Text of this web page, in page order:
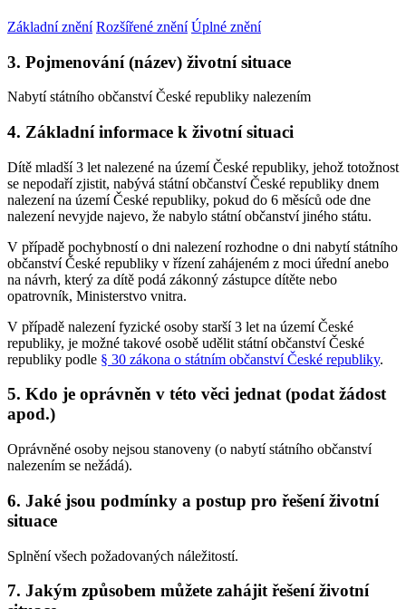
Základní znění Rozšířené znění Úplné znění
3. Pojmenování (název) životní situace
Nabytí státního občanství České republiky nalezením
4. Základní informace k životní situaci
Dítě mladší 3 let nalezené na území České republiky, jehož totožnost
se nepodaří zjistit, nabývá státní občanství České republiky dnem
nalezení na území České republiky, pokud do 6 měsíců ode dne
nalezení nevyjde najevo, že nabylo státní občanství jiného státu.
V případě pochybností o dni nalezení rozhodne o dni nabytí státního
občanství České republiky v řízení zahájeném z moci úřední anebo
na návrh, který za dítě podá zákonný zástupce dítěte nebo
opatrovník, Ministerstvo vnitra.
V případě nalezení fyzické osoby starší 3 let na území České
republiky, je možné takové osobě udělit státní občanství České
republiky podle § 30 zákona o státním občanství České republiky.
5. Kdo je oprávněn v této věci jednat (podat žádost
apod.)
Oprávněné osoby nejsou stanoveny (o nabytí státního občanství
nalezením se nežádá).
6. Jaké jsou podmínky a postup pro řešení životní
situace
Splnění všech požadovaných náležitostí.
7. Jakým způsobem můžete zahájit řešení životní